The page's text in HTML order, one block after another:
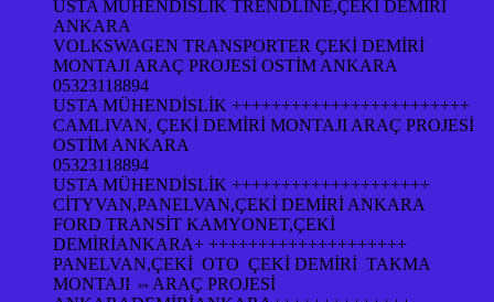
USTA MÜHENDİSLİK TRENDLİNE,ÇEKİ DEMİRİ
ANKARA
VOLKSWAGEN TRANSPORTER ÇEKİ DEMİRİ
MONTAJI ARAÇ PROJESİ OSTİM ANKARA
05323118894
USTA MÜHENDİSLİK ++++++++++++++++++++++++
CAMLIVAN, ÇEKİ DEMİRİ MONTAJI ARAÇ PROJESİ
OSTİM ANKARA
05323118894
USTA MÜHENDİSLİK ++++++++++++++++++++
CİTYVAN,PANELVAN,ÇEKİ DEMİRİ ANKARA
FORD TRANSİT KAMYONET,ÇEKİ
DEMİRİANKARA+ ++++++++++++++++++++
PANELVAN,ÇEKİ OTO ÇEKİ DEMİRİ TAKMA
MONTAJI ⇔ARAÇ PROJESİ